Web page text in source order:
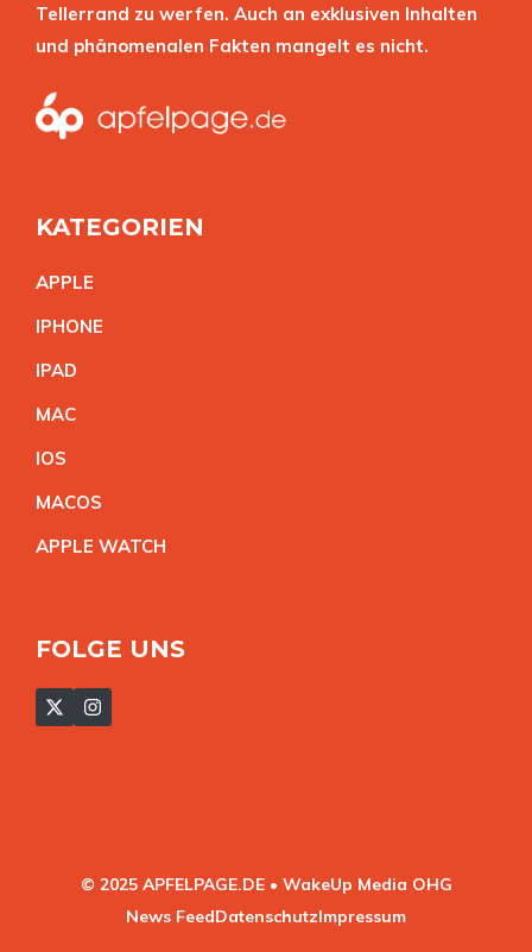
Tellerrand zu werfen. Auch an exklusiven Inhalten
und phänomenalen Fakten mangelt es nicht.
KATEGORIEN
APPLE
IPHONE
IPAD
MAC
IOS
MACOS
APPLE WATCH
FOLGE UNS
© 2025 APFELPAGE.DE • WakeUp Media OHG
News FeedDatenschutzImpressum